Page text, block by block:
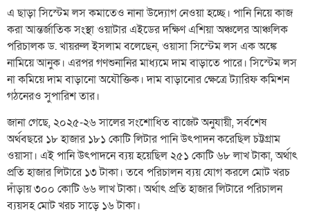
এ ছাড়া সিস্টেম লস কমাতেও নানা উদ্যোগ নেওয়া হচ্ছে। পানি নিয়ে কাজ
করা আন্তর্জাতিক সংস্থা ওয়াটার এইডের দক্ষিণ এশিয়া অঞ্চলের আঞ্চলিক
পরিচালক ড. খায়রুল ইসলাম বলেছেন, ওয়াসা সিস্টেম লস এক অঙ্কে
নামিয়ে আনুক। এরপর গণশুনানির মাধ্যমে দাম বাড়াতে পারে। সিস্টেম লস
না কমিয়ে দাম বাড়ানো অযৌক্তিক। দাম বাড়ানোর ক্ষেত্রে ট্যারিফ কমিশন
গঠনেরও সুপারিশ তার।
জানা গেছে, ২০২৫-২৬ সালের সংশোধিত বাজেট অনুযায়ী, সর্বশেষ
অর্থবছরে ১৮ হাজার ১৮১ কোটি লিটার পানি উৎপাদন করেছিল চট্টগ্রাম
ওয়াসা। এই পানি উৎপাদনে ব্যয় হয়েছিল ২৫১ কোটি ৬৮ লাখ টাকা, অর্থাৎ
প্রতি হাজার লিটারে ১৩ টাকা। তবে পরিচালন ব্যয় যোগ করলে মোট খরচ
দাঁড়ায় ৩০০ কোটি ৬৬ লাখ টাকা। অর্থাৎ প্রতি হাজার লিটারে পরিচালন
ব্যয়সহ মোট খরচ সাড়ে ১৬ টাকা।